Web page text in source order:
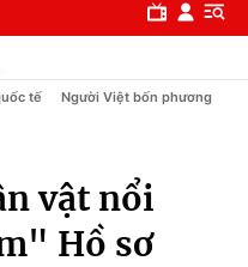
tế Người Việt bốn phương
vật nổi
Hồ sơ